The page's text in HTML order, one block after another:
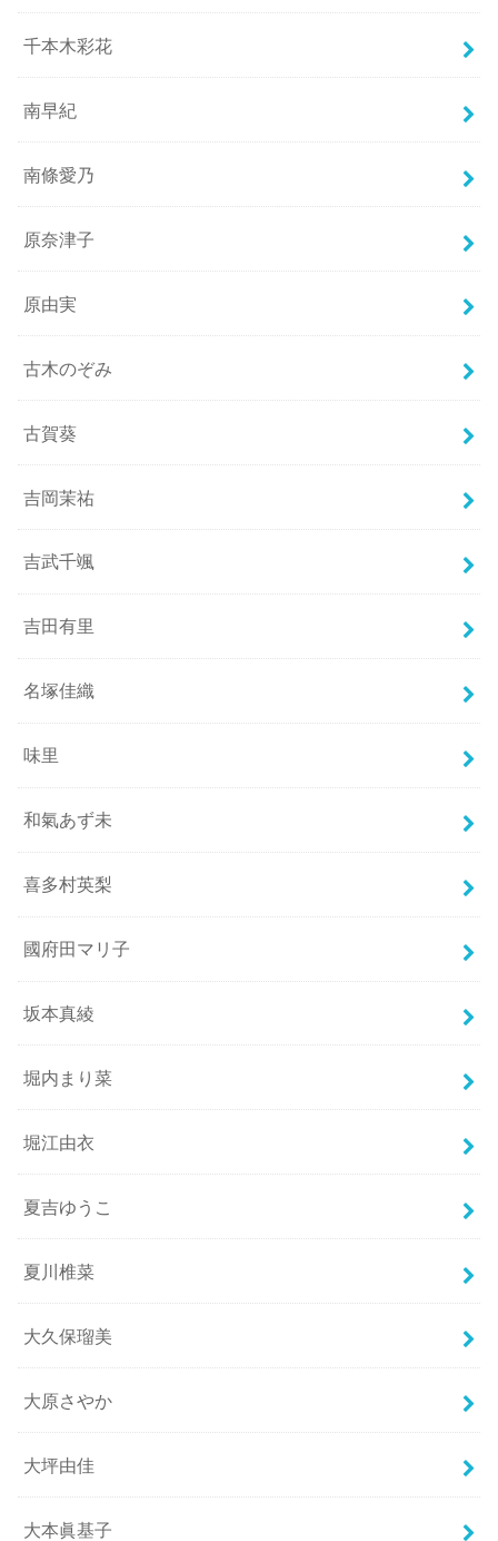
千本木彩花
南早紀
南條愛乃
原奈津子
原由実
古木のぞみ
古賀葵
吉岡茉祐
吉武千颯
吉田有里
名塚佳織
味里
和氣あず未
喜多村英梨
國府田マリ子
坂本真綾
堀内まり菜
堀江由衣
夏吉ゆうこ
夏川椎菜
大久保瑠美
大原さやか
大坪由佳
大本眞基子